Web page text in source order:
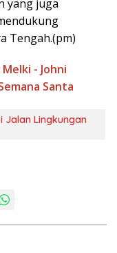
yang juga
Tengah.(pm)
- Johni
Santa
Jalan Lingkungan